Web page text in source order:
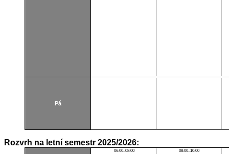
Pá
Rozvrh na letní semestr 2025/2026:
06:00–08:00 08:00–10:00